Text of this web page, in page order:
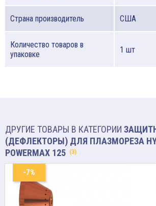
Страна производитель США
Количество товаров в
упаковке
1 шт
ДРУГИЕ ТОВАРЫ В КАТЕГОРИИ
(ДЕФЛЕКТОРЫ) ДЛЯ ПЛАЗМОРЕЗА
POWERMAX 125 (3)
-7%